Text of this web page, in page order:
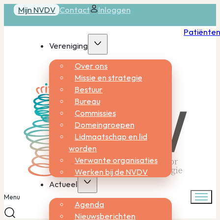
Mijn NVDV Contact Inloggen
Vereniging
Over ons
Missie en strategie
Bestuur
Bureau
Commissies
Domeingroepen
Lidmaatschap en lid
worden
Verwante organisaties
Werken bij de NVDV
Actueel
Agenda
Nieuwsberichten
Menu